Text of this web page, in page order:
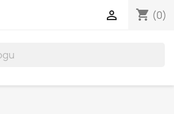
shopping_cart (0)
